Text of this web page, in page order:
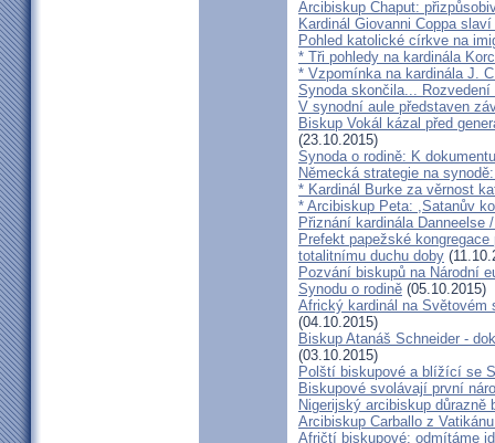
Arcibiskup Chaput:
Kardinál Giovanni Coppa
Pohled katolické církve na
* Tři pohledy na kardinála
* Vzpomínka na kardinála J.
Synoda skončila...
V synodní aule představen
Biskup Vokál kázal před
(23.10.2015)
Synoda o rodině: K
Německá strategie na
* Kardinál Burke za věrnost
* Arcibiskup Peta: ,Satanův
Přiznání kardinála Danneelse
Prefekt papežské
totalitnímu duchu doby
Pozvání biskupů na Národní
Synodu o rodině (05.10.2015)
Africký kardinál na Světovém
(04.10.2015)
Biskup Atanáš Schneider -
(03.10.2015)
Polští biskupové a blížící se
Biskupové svolávají první
Nigerijský arcibiskup důrazně
Arcibiskup Carballo z
Afričtí biskupové: odmítáme